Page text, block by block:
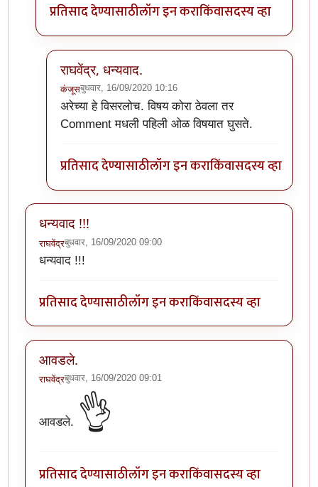
प्रतिसाद देण्यासाठीलॉग इन कराकिंवासदस्य व्हा
राघवेंद्र, धन्यवाद.
कंजूसबुधवार, 16/09/2020 10:16
In reply toविषय: मध्ये अक्षरात लिहा.by
अरेच्या हे विसरलोच. विषय कोरा ठेवला तर
Comment मधली पहिली ओळ विषयात घुसते.
प्रतिसाद देण्यासाठीलॉग इन कराकिंवासदस्य व्हा
धन्यवाद !!!
राघवेंद्रबुधवार, 16/09/2020 09:00
धन्यवाद !!!
प्रतिसाद देण्यासाठीलॉग इन कराकिंवासदस्य व्हा
आवडले.
राघवेंद्रबुधवार, 16/09/2020 09:01
आवडले. 👌
प्रतिसाद देण्यासाठीलॉग इन कराकिंवासदस्य व्हा